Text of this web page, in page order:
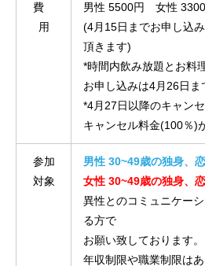
費
用
男性 5500円 女性
(4月15日までお申し込
頂きます)
*時間内飲み放題とお料
お申し込みは4月26日ま
*4月27日以降のキャン
キャンセル料金(100％)
参加
対象
男性 30~49歳の独身、
女性 30~49歳の独身、
異性とのコミュニケー
る方で
お願い致しております。
年収制限や職業制限は